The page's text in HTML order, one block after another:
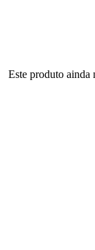
Este produto ainda